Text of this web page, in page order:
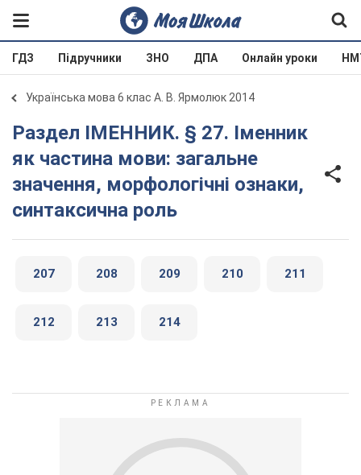
ГДЗ Підручники ЗНО ДПА Онлайн уроки
Українська мова 6 клас А. В. Ярмолюк 2014
Раздел ІМЕННИК. § 27. Іменник
як частина мови: загальне
значення, морфологічні ознаки,
синтаксична роль
207 208 209 210 211
212 213 214